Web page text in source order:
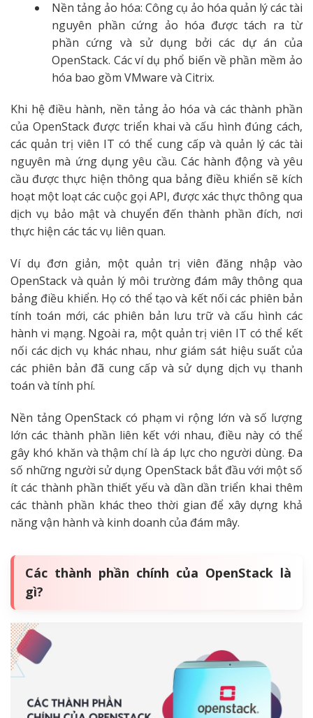
Nền tảng ảo hóa: Công cụ ảo hóa quản lý các tài
nguyên phần cứng ảo hóa được tách ra từ
phần cứng và sử dụng bởi các dự án của
OpenStack. Các ví dụ phổ biến về phần mềm ảo
hóa bao gồm VMware và Citrix.
Khi hệ điều hành, nền tảng ảo hóa và các thành phần
của OpenStack được triển khai và cấu hình đúng cách,
các quản trị viên IT có thể cung cấp và quản lý các tài
nguyên mà ứng dụng yêu cầu. Các hành động và yêu
cầu được thực hiện thông qua bảng điều khiển sẽ kích
hoạt một loạt các cuộc gọi API, được xác thực thông qua
dịch vụ bảo mật và chuyển đến thành phần đích, nơi
thực hiện các tác vụ liên quan.
Ví dụ đơn giản, một quản trị viên đăng nhập vào
OpenStack và quản lý môi trường đám mây thông qua
bảng điều khiển. Họ có thể tạo và kết nối các phiên bản
tính toán mới, các phiên bản lưu trữ và cấu hình các
hành vi mạng. Ngoài ra, một quản trị viên IT có thể kết
nối các dịch vụ khác nhau, như giám sát hiệu suất của
các phiên bản đã cung cấp và sử dụng dịch vụ thanh
toán và tính phí.
Nền tảng OpenStack có phạm vi rộng lớn và số lượng
lớn các thành phần liên kết với nhau, điều này có thể
gây khó khăn và thậm chí là áp lực cho người dùng. Đa
số những người sử dụng OpenStack bắt đầu với một số
ít các thành phần thiết yếu và dần dần triển khai thêm
các thành phần khác theo thời gian để xây dựng khả
năng vận hành và kinh doanh của đám mây.
Các thành phần chính của OpenStack là
gì?